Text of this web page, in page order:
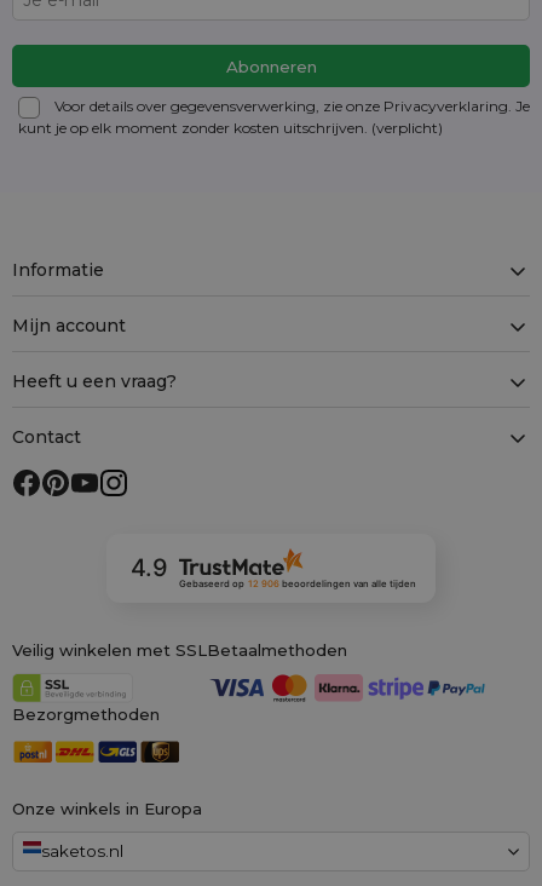
Voor details over gegevensverwerking, zie onze Privacyverklaring. Je
kunt je op elk moment zonder kosten uitschrijven . (verplicht)
Onze winkels in Europa
saketos.nl
Informatie
Mijn account
Heeft u een vraag?
Contact
4.9
Gebaseerd op 12 906 beoordelingenvan alle tijden
Veilig winkelen met SSL Betaalmethoden
Bezorgmethoden